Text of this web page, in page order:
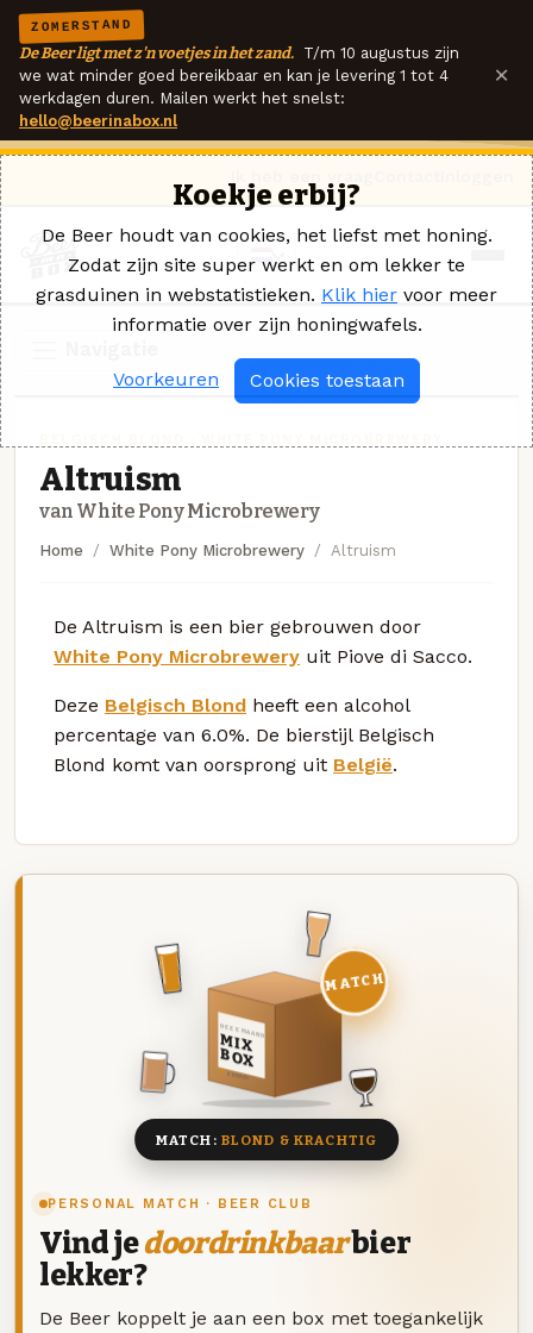
ZOMERSTAND
De Beer ligt met z'n voetjes in het zand. T/m 10 augustus zijn
we wat minder goed bereikbaar en kan je levering 1 tot 4
werkdagen duren. Mailen werkt het snelst:
hello@beerinabox.nl
×
Altruism
van White Pony Microbrewery
Home White Pony Microbrewery Altruism
De Altruism is een bier gebrouwen door
White Pony Microbrewery uit Piove di Sacco.
Deze Belgisch Blond heeft een alcohol
percentage van 6.0%. De bierstijl Belgisch
Blond komt van oorsprong uit België.
PERSONAL MATCH · BEER CLUB
Vind jedoordrinkbaarbier
lekker?
De Beer koppelt je aan een box met toegankelijk
DEZE MAAND
MIX
BOX
8 BIEREN
MATCH
MATCH: BLOND & KRACHTIG
Koekje erbij?
De Beer houdt van cookies, het liefst met honing.
Zodat zijn site super werkt en om lekker te
grasduinen in webstatistieken. Klik hier voor meer
informatie over zijn honingwafels.
Voorkeuren Cookies toestaan